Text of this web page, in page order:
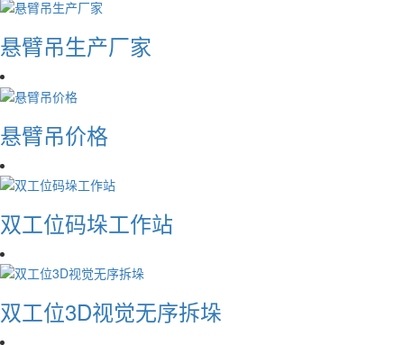
悬臂吊生产厂家
悬臂吊价格
双工位码垛工作站
双工位3D视觉无序拆垛